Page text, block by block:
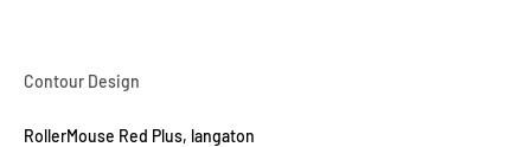
Contour Design
RollerMouse Red Plus, langaton